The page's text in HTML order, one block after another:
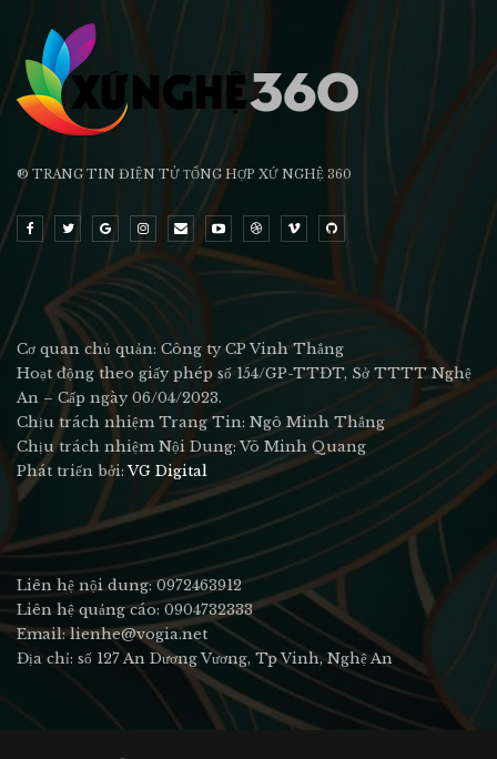
® TRANG TIN ĐIỆN TỬ ТỔNG HỢP XỨ NGHỆ 360
Cơ quan chủ quản: Công ty CP Vinh Thắng
Hoạt động theo giấy phép số 154/GP-TTĐT, Sở TTTT Nghệ
An – Cấp ngày 06/04/2023.
Chịu trách nhiệm Trang Tin: Ngô Minh Thắng
Chịu trách nhiệm Nội Dung: Võ Minh Quang
Phát triển bởi:VG Digital
Liên hệ nội dung: 0972463912
Liên hệ quảng cáo: 0904732333
Email: lienhe@vogia.net
Địa chỉ: số 127 An Dương Vương, Tp Vinh, Nghệ An